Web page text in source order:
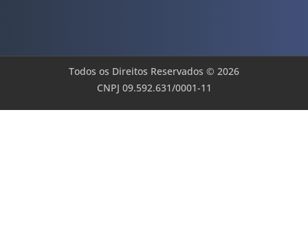
Todos os Direitos Reservados © 2026
CNPJ 09.592.631/0001-11